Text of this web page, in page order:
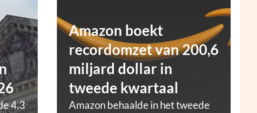
4,3
Amazon boekt
recordomzet van 200,6
miljard dollar in
tweede kwartaal
Amazon behaalde in het tweede